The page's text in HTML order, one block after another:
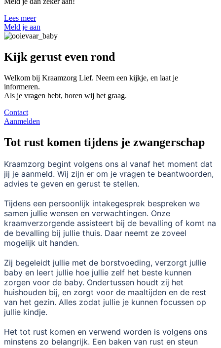
Lees meer
Meld je aan
Kijk gerust even rond
Welkom bij Kraamzorg Lief. Neem een kijkje, en laat je
informeren.
Als je vragen hebt, horen wij het graag.
Contact
Aanmelden
Tot rust komen tijdens je zwangerschap
Kraamzorg begint volgens ons al vanaf het moment dat
jij je aanmeld. Wij zijn er om je vragen te beantwoorden,
advies te geven en gerust te stellen.
Tijdens een persoonlijk intakegesprek bespreken we
samen jullie wensen en verwachtingen. Onze
kraamverzorgende assisteert bij de bevalling of komt na
de bevalling bij jullie thuis. Daar neemt ze zoveel
mogelijk uit handen.
Zij begeleidt jullie met de borstvoeding, verzorgt jullie
baby en leert jullie hoe jullie zelf het beste kunnen
zorgen voor de baby. Ondertussen houdt zij het
huishouden bij, en zorgt voor de maaltijden en de rest
van het gezin. Alles zodat jullie je kunnen focussen op
jullie kindje.
Het tot rust komen en verwend worden is volgens ons
minstens zo belangrijk. Een baken van rust en steun